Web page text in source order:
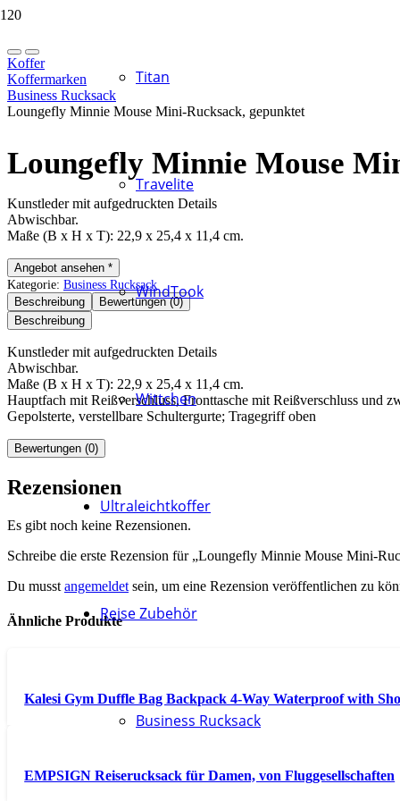
Titan
Travelite
WindTook
Wittchen
Ultraleichtkoffer
Reise Zubehör
Business Rucksack
Koffer
Koffermarken
Business Rucksack
Loungefly Minnie Mouse Mini-Rucksack, gepunktet
Loungefly Minnie Mouse
Kunstleder mit aufgedruckten Details
Abwischbar.
Maße (B x H x T): 22,9 x 25,4 x 11,4 cm.
Angebot ansehen *
Kategorie: Business Rucksack
Beschreibung
Bewertungen (0)
Beschreibung
Kunstleder mit aufgedruckten Details
Abwischbar.
Maße (B x H x T): 22,9 x 25,4 x 11,4 cm.
Hauptfach mit Reißverschluss, Fronttasche mit Reißverschluss und
Gepolsterte, verstellbare Schultergurte; Tragegriff oben
Bewertungen (0)
Rezensionen
Es gibt noch keine Rezensionen.
Schreibe die erste Rezension für „Loungefly Minnie Mouse Mini-
Du musst angemeldet sein, um eine Rezension veröffentlichen zu
Ähnliche Produkte
Kalesi Gym Duffle Bag Backpack 4-Way Waterproof with
EMPSIGN Reiserucksack für Damen, von Fluggesellschaften